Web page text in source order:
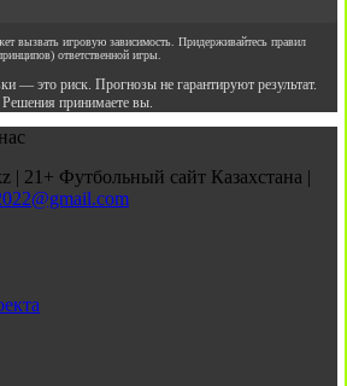
вызвать игровую зависимость. Придерживайтесь правил
ответственной игры.
— это риск. Прогнозы не гарантируют результат.
Решения принимаете вы.
| 21+ Футбольный сайт Казахстана |